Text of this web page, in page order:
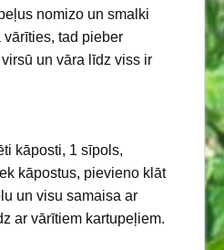
nomizo un smalki
tad pieber
un vāra līdz viss ir
kāposti, 1 sīpols,
kāpostus, pievieno klāt
un visu samaisa ar
ar vārītiem kartupeļiem.